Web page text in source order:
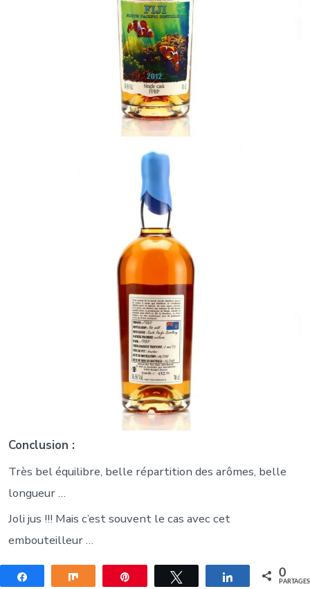
Conclusion :
Très bel équilibre, belle répartition des arômes, belle
longueur …
Joli jus !!! Mais c’est souvent le cas avec cet
embouteilleur …
Partagez Partagez Tweetez Partagez 0
PARTAGES